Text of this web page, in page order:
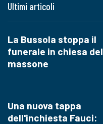
Ultimi articoli
La Bussola stoppa il
funerale in chiesa del
massone
Una nuova tappa
dell'inchiesta Fauci: